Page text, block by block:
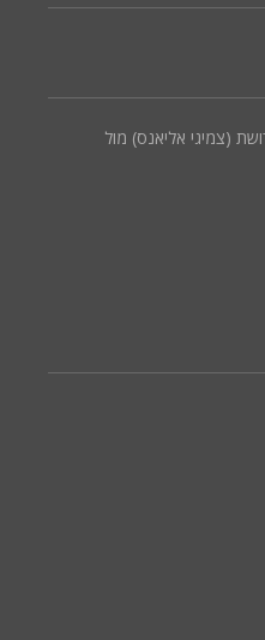
צומת חרושת (צמיגי אליאנס) מול